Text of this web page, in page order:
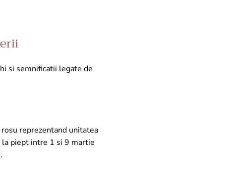
si semnificatii legate de
reprezentand unitatea
piept intre 1 si 9 martie